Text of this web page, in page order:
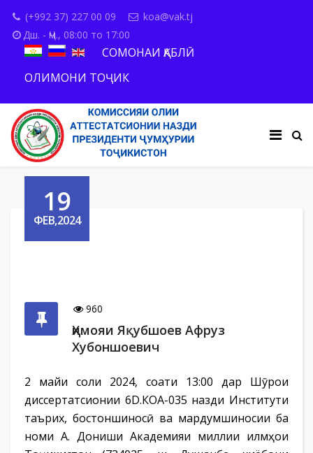
(+992 37) 227 00 09
koa@vak.tj
Дш. - Ҷм., 08:00 то 17:00
СОМОНАИ ҚАБЛӢ
ОЛИМОНИ ТОҶИК
19
ФЕВ,2024
960
Ҳимояи Яқубшоев Афруз
Хубоншоевич
2 майи соли 2024, соати 13:00 дар Шӯрои
диссертатсионии 6D.КОА-035 назди Институти
таърих, бостоншиносӣ ва мардумшиносии ба
номи А. Дониши Академияи миллии илмҳои